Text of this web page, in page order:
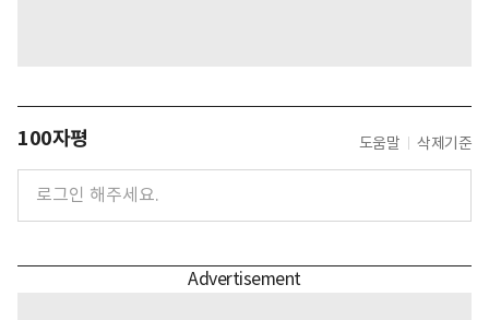
100자평 도움말 삭제기준